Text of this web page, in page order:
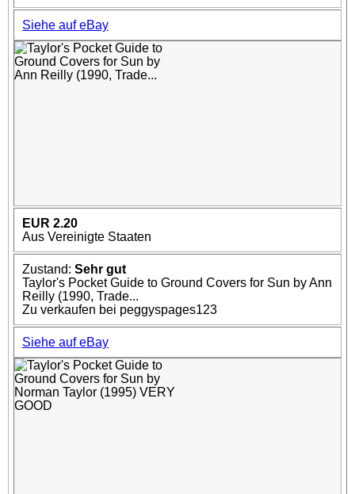
Siehe auf eBay
EUR 2.20
Aus Vereinigte Staaten
Zustand: Sehr gut
Taylor's Pocket Guide to Ground Covers for Sun by Ann
Reilly (1990, Trade...
Zu verkaufen bei peggyspages123
Siehe auf eBay